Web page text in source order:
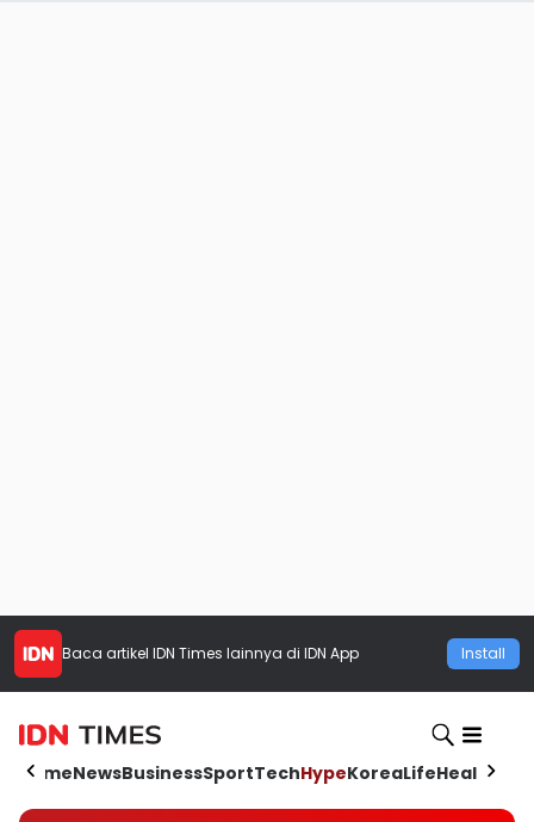
Baca artikel IDN Times lainnya di IDN App Install
HomeNewsBusinessSportTechHypeKoreaLifeHealth